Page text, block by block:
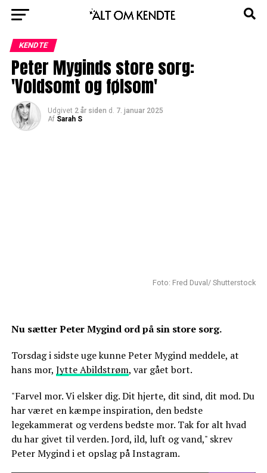
KENDTE
Peter Myginds store sorg:
'Voldsomt og følsom'
Udgivet 2 år siden d. 7. januar 2025
Af Sarah S
Foto: Fred Duval/ Shutterstock
Nu sætter Peter Mygind ord på sin store sorg.
Torsdag i sidste uge kunne Peter Mygind meddele, at
hans mor, Jytte Abildstrøm, var gået bort.
"Farvel mor. Vi elsker dig. Dit hjerte, dit sind, dit mod. Du
har været en kæmpe inspiration, den bedste
legekammerat og verdens bedste mor. Tak for alt hvad
du har givet til verden. Jord, ild, luft og vand," skrev
Peter Mygind i et opslag på Instagram.